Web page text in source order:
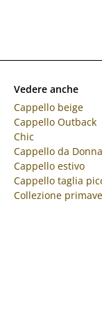
Vedere anche
Cappello beige
Cappello Outback
Chic
Cappello da Donna
Cappello estivo
Cappello taglia
Collezione